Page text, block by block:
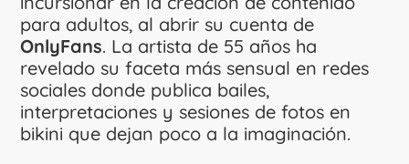
para adultos, al abrir su cuenta de
OnlyFans. La artista de 55 años ha
revelado su faceta más sensual en redes
sociales donde publica bailes,
interpretaciones y sesiones de fotos en
bikini que dejan poco a la imaginación.